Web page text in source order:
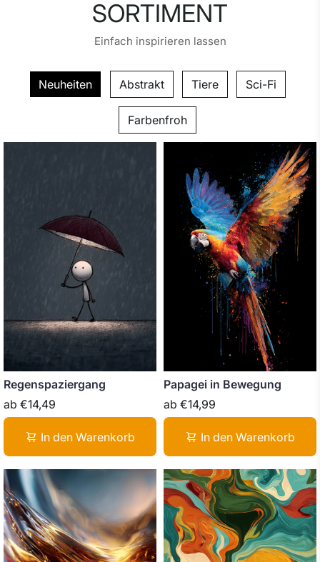
Einfach inspirieren lassen
SORTIMENT
Neuheiten Abstrakt Tiere Sci-Fi
Farbenfroh
Regenspaziergang
ab €14,49
In den Warenkorb
Papagei in Bewegung
ab €14,99
In den Warenkorb